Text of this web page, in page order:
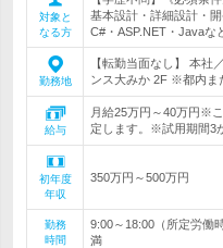
対象と
なる方
基本設計・詳細設計・
C#・ASP.NET・Javaな
勤務地
【転勤当面なし】 本社
ンス大みか 2F ※都内ま
給与
月給25万円～40万円※
定します。※試用期間3
初年度
年収
350万円～500万円
勤務
時間
9:00～18:00（所定労働
満